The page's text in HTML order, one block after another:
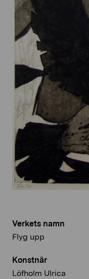
Verkets namn
Flyg upp
Konstnär
Löfholm Ulrica